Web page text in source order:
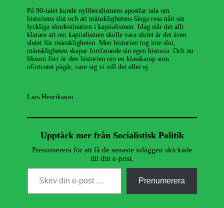
På 90-talet kunde nyliberalismens apostlar tala om
historiens slut och att mänsklighetens långa resa nått sin
lyckliga slutdestination i kapitalismen. Idag står det allt
klarare att om kapitalismen skulle vara slutet är det även
slutet för mänskligheten. Men historien tog inte slut,
mänskligheten skapar fortfarande sin egen historia. Och nu
liksom förr är den historien om en klasskamp som
oförtrutet pågår, vare sig vi vill det eller ej.
Lars Henriksson
Upptäck mer från Socialistisk Politik
Prenumerera för att få de senaste inläggen skickade
till din e-post.
Skriv din e-post …
Prenumerera